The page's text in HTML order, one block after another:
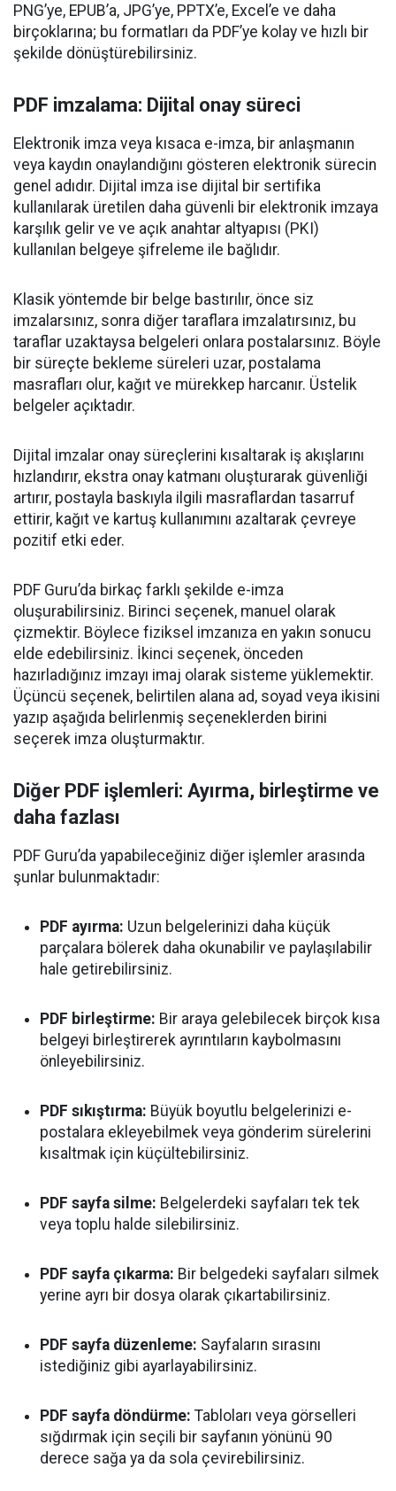
PNG’ye, EPUB’a, JPG’ye, PPTX’e, Excel’e ve daha
birçoklarına; bu formatları da PDF’ye kolay ve hızlı bir
şekilde dönüştürebilirsiniz.
PDF imzalama: Dijital onay süreci
Elektronik imza veya kısaca e-imza, bir anlaşmanın
veya kaydın onaylandığını gösteren elektronik sürecin
genel adıdır. Dijital imza ise dijital bir sertifika
kullanılarak üretilen daha güvenli bir elektronik imzaya
karşılık gelir ve ve açık anahtar altyapısı (PKI)
kullanılan belgeye şifreleme ile bağlıdır.
Klasik yöntemde bir belge bastırılır, önce siz
imzalarsınız, sonra diğer taraflara imzalatırsınız, bu
taraflar uzaktaysa belgeleri onlara postalarsınız. Böyle
bir süreçte bekleme süreleri uzar, postalama
masrafları olur, kağıt ve mürekkep harcanır. Üstelik
belgeler açıktadır.
Dijital imzalar onay süreçlerini kısaltarak iş akışlarını
hızlandırır, ekstra onay katmanı oluşturarak güvenliği
artırır, postayla baskıyla ilgili masraflardan tasarruf
ettirir, kağıt ve kartuş kullanımını azaltarak çevreye
pozitif etki eder.
PDF Guru’da birkaç farklı şekilde e-imza
oluşurabilirsiniz. Birinci seçenek, manuel olarak
çizmektir. Böylece fiziksel imzanıza en yakın sonucu
elde edebilirsiniz. İkinci seçenek, önceden
hazırladığınız imzayı imaj olarak sisteme yüklemektir.
Üçüncü seçenek, belirtilen alana ad, soyad veya ikisini
yazıp aşağıda belirlenmiş seçeneklerden birini
seçerek imza oluşturmaktır.
Diğer PDF işlemleri: Ayırma, birleştirme ve
daha fazlası
PDF Guru’da yapabileceğiniz diğer işlemler arasında
şunlar bulunmaktadır:
PDF ayırma: Uzun belgelerinizi daha küçük
parçalara bölerek daha okunabilir ve paylaşılabilir
hale getirebilirsiniz.
PDF birleştirme: Bir araya gelebilecek birçok kısa
belgeyi birleştirerek ayrıntıların kaybolmasını
önleyebilirsiniz.
PDF sıkıştırma: Büyük boyutlu belgelerinizi e-
postalara ekleyebilmek veya gönderim sürelerini
kısaltmak için küçültebilirsiniz.
PDF sayfa silme: Belgelerdeki sayfaları tek tek
veya toplu halde silebilirsiniz.
PDF sayfa çıkarma: Bir belgedeki sayfaları silmek
yerine ayrı bir dosya olarak çıkartabilirsiniz.
PDF sayfa düzenleme: Sayfaların sırasını
istediğiniz gibi ayarlayabilirsiniz.
PDF sayfa döndürme: Tabloları veya görselleri
sığdırmak için seçili bir sayfanın yönünü 90
derece sağa ya da sola çevirebilirsiniz.